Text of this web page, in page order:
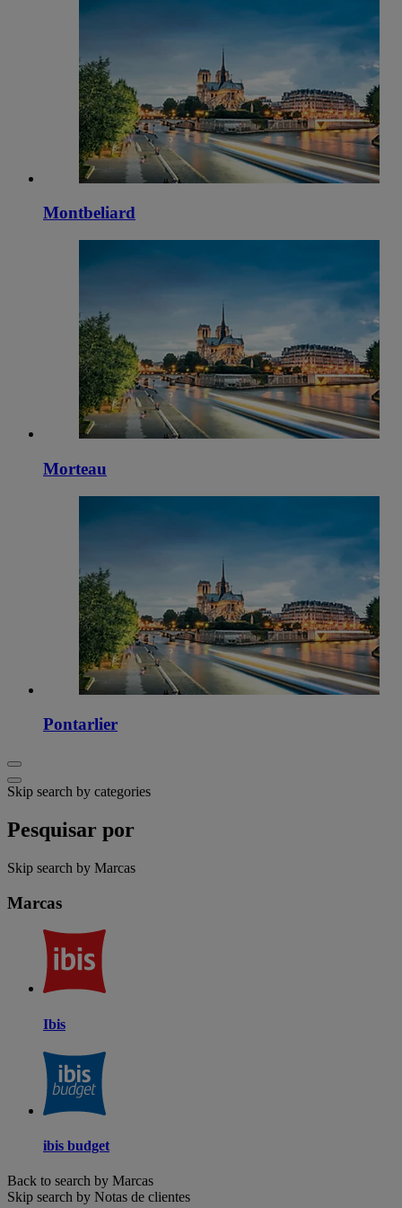
Montbeliard
Morteau
Pontarlier
Skip search by categories
Pesquisar por
Skip search by Marcas
Marcas
Ibis
ibis budget
Back to search by Marcas
Skip search by Notas de clientes